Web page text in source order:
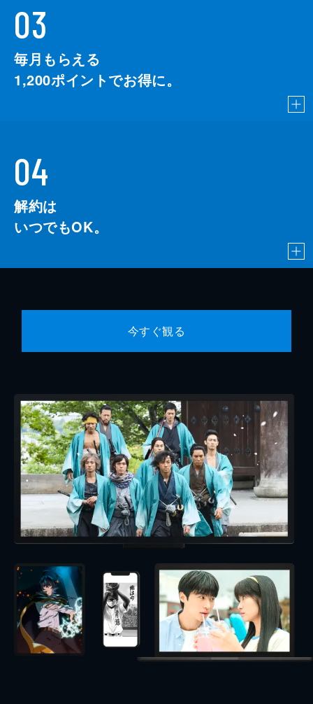
03
毎月もらえる
1,200ポイントでお得に。
04
解約は
いつでもOK。
今すぐ観る